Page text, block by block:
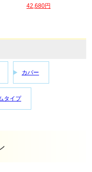
42,680円
カバー
タイプ